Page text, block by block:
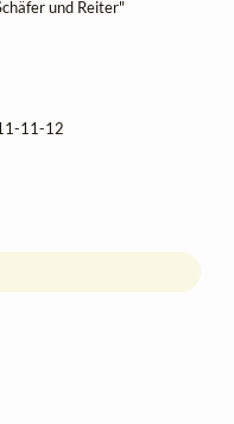
und Reiter"
11-12